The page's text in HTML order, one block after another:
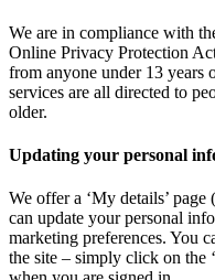
We are in compliance with
Online Privacy Protection
from anyone under 13 years
services are all directed to
older.
Updating your personal
We offer a ‘My details’
can update your personal
marketing preferences. You
the site – simply click on the